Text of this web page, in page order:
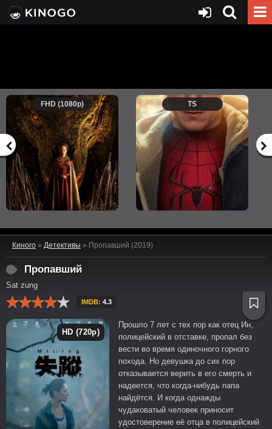
FHD (1080p) TS
Киного » Детективы » Пропавший (2019)
Пропавший
Sat zung
IMDB: 4.3
HD (720p)
Прошло 7 лет с тех пор как отец Ин,
полицейский в отставке, пропал без
вести во время одиночного горного
похода. Но девушка до сих пор
отказывается верить в его смерть и
надеется, что когда-нибудь папа
найдётся. И когда однажды
чудаковатый человек приносит
удостоверение её отца в полицейский